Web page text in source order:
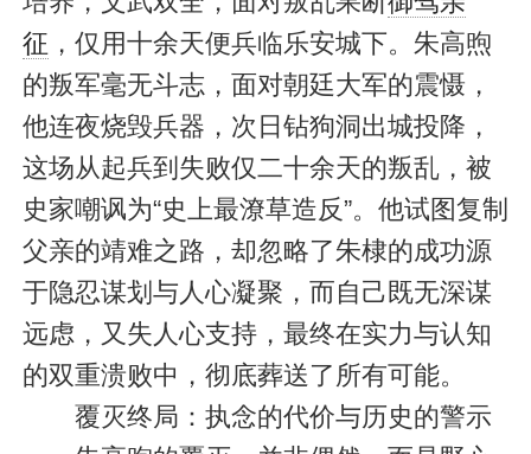
征 ，仅用十余天便兵临乐安城下。朱高煦
的叛军毫无斗志，面对朝廷大军的震慑，
他连夜烧毁兵器，次日钻狗洞出城投降，
这场从起兵到失败仅二十余天的叛乱，被
史家嘲讽为“史上最潦草造反”。他试图复制
父亲的靖难之路，却忽略了朱棣的成功源
于隐忍谋划与人心凝聚，而自己既无深谋
远虑，又失人心支持，最终在实力与认知
的双重溃败中，彻底葬送了所有可能。
覆灭终局：执念的代价与历史的警示